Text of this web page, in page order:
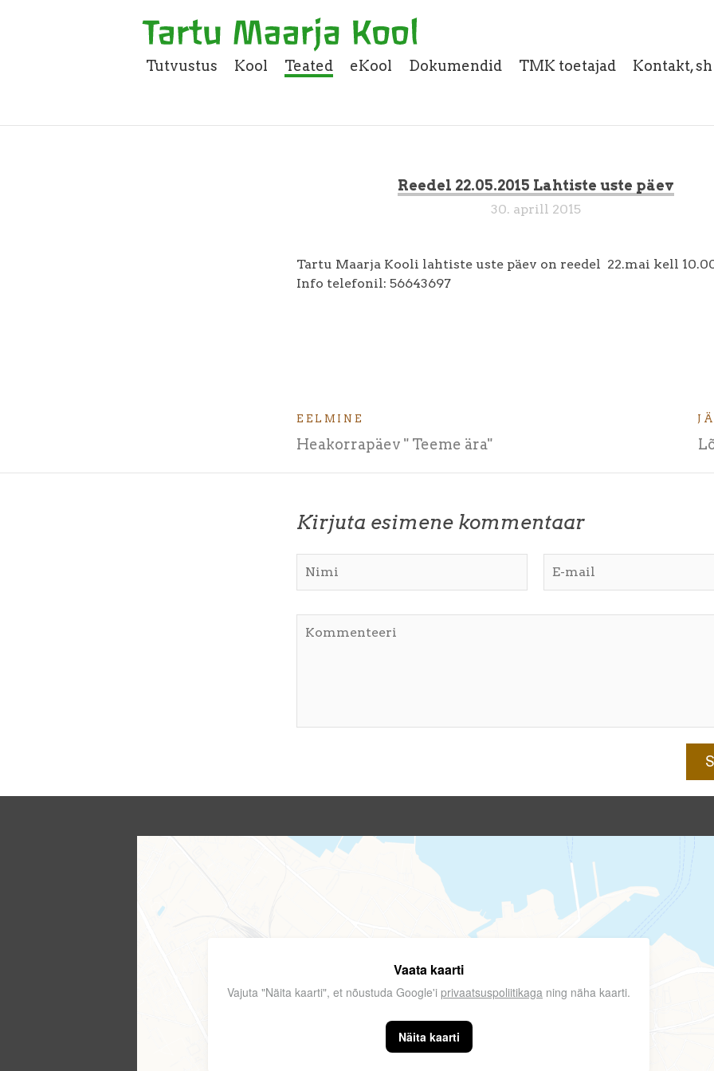
Tutvustus Kool Teated eKool Dokumendid TMK toetajad Kontakt,
Reedel 22.05.2015 Lahtiste uste päev
30. aprill 2015
Tartu Maarja Kooli lahtiste uste päev on reedel 22.mai kell
Info telefonil: 56643697
EELMINE
Heakorrapäev " Teeme ära"
Kirjuta esimene kommentaar
Vaata kaarti
Vajuta "Näita kaarti", et nõustuda Google'i privaatsuspoliitikaga ning näha kaarti.
Näita kaarti